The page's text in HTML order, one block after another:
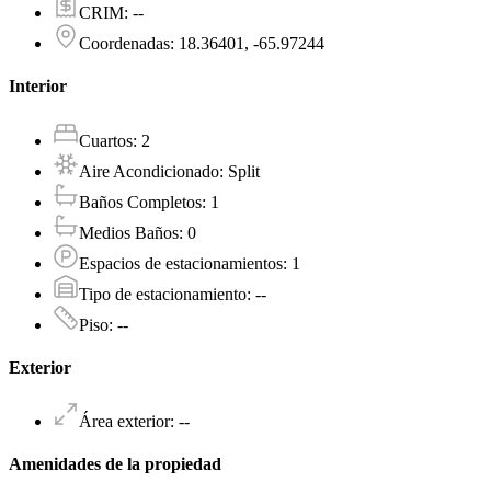
CRIM: --
Coordenadas: 18.36401, -65.97244
Interior
Cuartos: 2
Aire Acondicionado: Split
Baños Completos: 1
Medios Baños: 0
Espacios de estacionamientos: 1
Tipo de estacionamiento: --
Piso: --
Exterior
Área exterior: --
Amenidades de la propiedad